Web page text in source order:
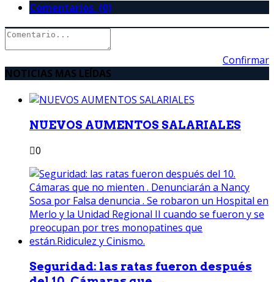
Comentarios (0)
Confirmar
NOTICIAS MAS LEÍDAS
NUEVOS AUMENTOS SALARIALES
0
Seguridad: las ratas fueron después